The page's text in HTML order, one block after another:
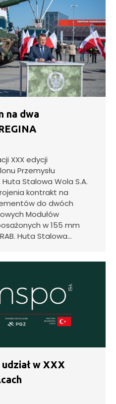
na dwa
XXX edycji
Przemysłu
Stalowa Wola S.A.
kontrakt na
do dwóch
Modułów
w 155 mm
Huta Stalowa…
w XXX